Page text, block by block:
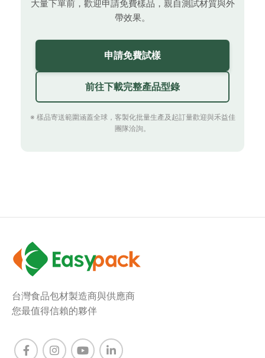
大量下單前，歡迎申請免費樣品，親自測試材質與外
帶效果。
申請免費試樣
前往下載完整產品型錄
※ 樣品寄送範圍涵蓋全球，客製化批量生產及起訂量歡迎與禾益佳
團隊洽詢。
台灣食品包材製造商與供應商
您最值得信賴的夥伴